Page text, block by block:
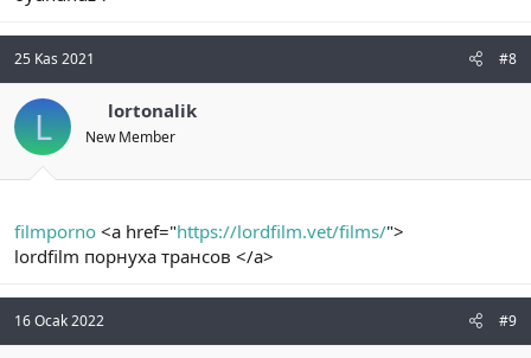
25 Kas 2021 #8
L lortonalik
New Member
filmporno <a href="https://lordfilm.vet/films/">
lordfilm порнуха трансов </a>
16 Ocak 2022 #9